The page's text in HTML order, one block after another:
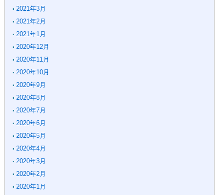
2021年3月
2021年2月
2021年1月
2020年12月
2020年11月
2020年10月
2020年9月
2020年8月
2020年7月
2020年6月
2020年5月
2020年4月
2020年3月
2020年2月
2020年1月